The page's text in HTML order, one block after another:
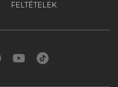
FELTÉTELEK